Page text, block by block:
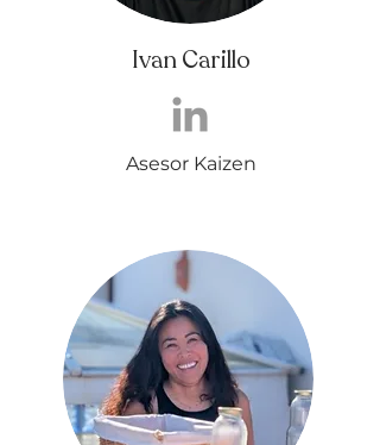
Ivan Carillo
Asesor Kaizen